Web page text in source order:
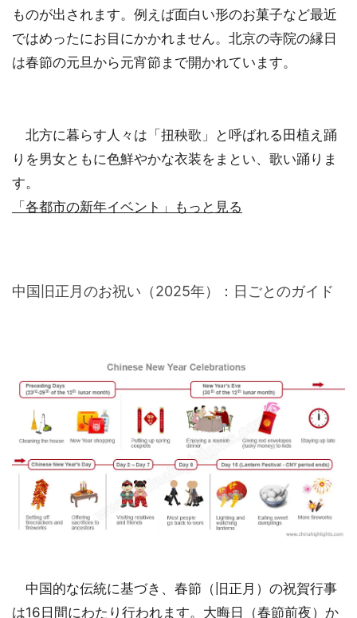
ものが出されます。例えば面白い形のお菓子など最近
ではめったにお目にかかれません。北京の寺院の縁日
は春節の元旦から元宵節まで開かれています。
北方に暮らす人々は「扭秧歌」と呼ばれる田植え踊
りを男女ともに色鮮やかな衣装をまとい、歌い踊りま
す。
「各都市の新年イベント」もっと見る
中国旧正月のお祝い（2025年）：日ごとのガイド
中国的な伝統に基づき、春節（旧正月）の祝賀行事
は16日間にわたり行われます。大晦日（春節前夜）か